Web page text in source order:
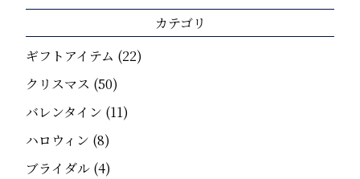
カテゴリ
ギフトアイテム (22)
クリスマス (50)
バレンタイン (11)
ハロウィン (8)
ブライダル (4)